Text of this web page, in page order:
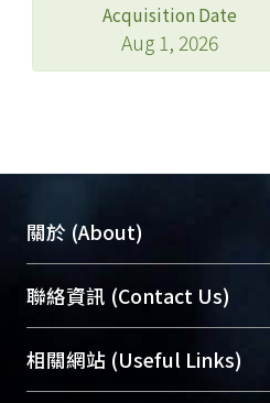
Acquisition Date
Aug 1, 2026
關於 (About)
臺大位居世界頂尖大學之
展現本校豐碩的研究成果
機構典藏（NTUR）與學術
台，成為臺大學術典藏
聯絡資訊 (Contact Us)
總館學科館員(Main Library)
醫學圖書館學科館員
相關網站 (Useful Links)